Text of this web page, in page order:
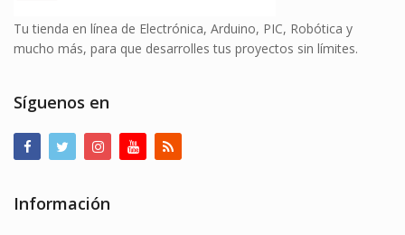
Tu tienda en línea de Electrónica, Arduino, PIC, Robótica y
mucho más, para que desarrolles tus proyectos sin límites.
Síguenos en
Información